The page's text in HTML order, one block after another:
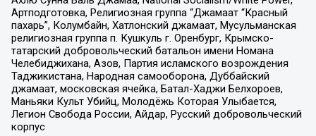
Артподготовка, Религиозная группа “Джамаат “Красный
пахарь”, Колумбайн, Хатлонский джамаат, Мусульманская
религиозная группа п. Кушкуль г. Оренбург, Крымско-
татарский добровольческий батальон имени Номана
Челебиджихана, Азов, Партия исламского возрождения
Таджикистана, Народная самооборона, Дуббайский
джамаат, московская ячейка, Батал-Хаджи Белхороев,
Маньяки Культ Убийц, Молодёжь Которая Улыбается,
Легион Свобода России, Айдар, Русский добровольческий
корпус